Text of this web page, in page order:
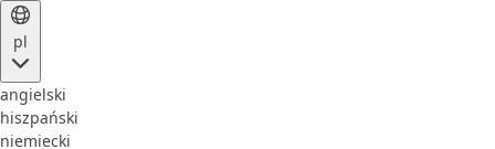
pl
angielski
hiszpański
niemiecki